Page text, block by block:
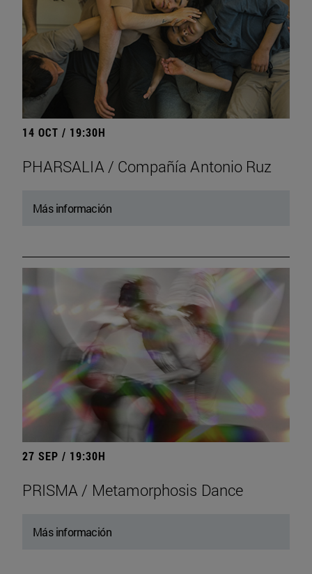
14 OCT / 19:30H
PHARSALIA / Compañía Antonio Ruz
Más información
27 SEP / 19:30H
PRISMA / Metamorphosis Dance
Más información